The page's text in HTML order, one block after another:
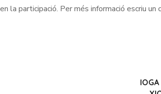
la participació. Per més informació escriu un
IOGA